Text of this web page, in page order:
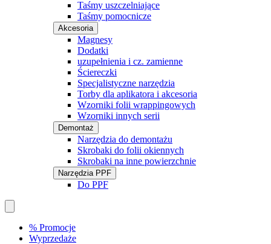
Taśmy uszczelniające
Taśmy pomocnicze
Akcesoria
Magnesy
Dodatki
uzupełnienia i cz. zamienne
Ściereczki
Specjalistyczne narzędzia
Torby dla aplikatora i akcesoria
Wzorniki folii wrappingowych
Wzorniki innych serii
Demontaż
Narzędzia do demontażu
Skrobaki do folii okiennych
Skrobaki na inne powierzchnie
Narzędzia PPF
Do PPF
% Promocje
Wyprzedaże